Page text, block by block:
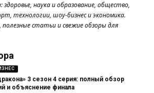
наука и образование, общество,
технологии, шоу-бизнес и экономика.
статьи и свежие обзоры для
3 сезон 4 серия: полный обзор
и объяснение финала